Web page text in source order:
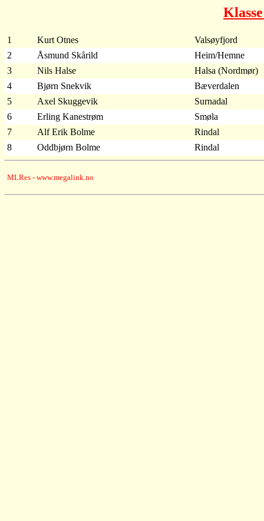
1 Kurt Otnes
Valsøyfjord
2
Åsmund Skårild
Heim/Hemne
3
Nils Halse
Halsa (Nordmør)
4
Bjørn Snekvik
Bæverdalen
5
Axel Skuggevik
Surnadal
6
Erling Kanestrøm
Smøla
7
Alf Erik Bolme
Rindal
8
Oddbjørn Bolme Rindal
MLRes - www.megalink.no